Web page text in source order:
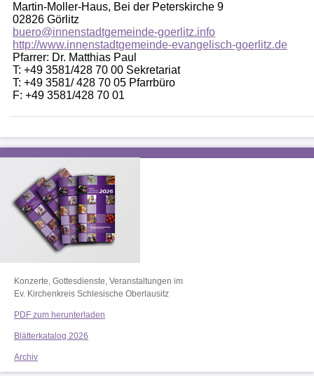
Martin-Moller-Haus, Bei der Peterskirche 9
02826 Görlitz
buero@innenstadtgemeinde-goerlitz.info
http://www.innenstadtgemeinde-evangelisch-goerlitz.de
Pfarrer: Dr. Matthias Paul
T: +49 3581/428 70 00 Sekretariat
T: +49 3581/ 428 70 05 Pfarrbüro
F: +49 3581/428 70 01
Konzerte, Gottesdienste, Veranstaltungen im
Ev. Kirchenkreis Schlesische Oberlausitz
PDF zum herunterladen
Blätterkatalog 2026
Archiv